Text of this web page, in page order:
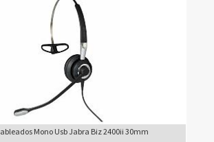
Mono Usb Jabra Biz 2400ii 30mm